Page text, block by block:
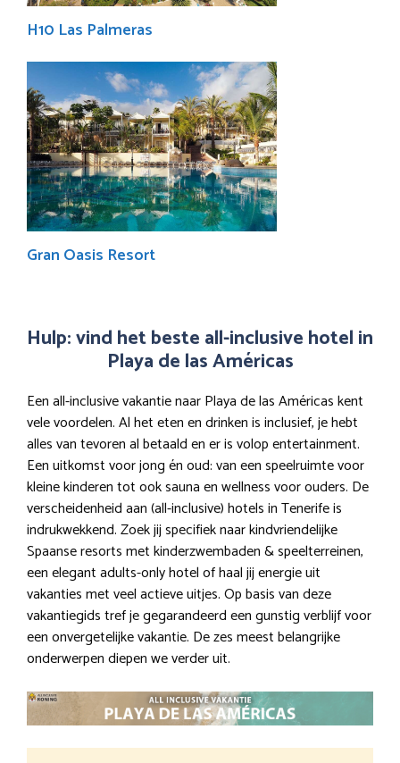
H10 Las Palmeras
Gran Oasis Resort
Hulp: vind het beste all-inclusive hotel in
Playa de las Américas
Een all-inclusive vakantie naar Playa de las Américas kent
vele voordelen. Al het eten en drinken is inclusief, je hebt
alles van tevoren al betaald en er is volop entertainment.
Een uitkomst voor jong én oud: van een speelruimte voor
kleine kinderen tot ook sauna en wellness voor ouders. De
verscheidenheid aan (all-inclusive) hotels in Tenerife is
indrukwekkend. Zoek jij specifiek naar kindvriendelijke
Spaanse resorts met kinderzwembaden & speelterreinen,
een elegant adults-only hotel of haal jij energie uit
vakanties met veel actieve uitjes. Op basis van deze
vakantiegids tref je gegarandeerd een gunstig verblijf voor
een onvergetelijke vakantie. De zes meest belangrijke
onderwerpen diepen we verder uit.